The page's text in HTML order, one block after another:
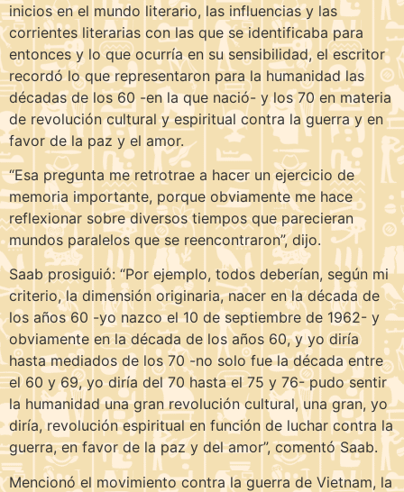
inicios en el mundo literario, las influencias y las
corrientes literarias con las que se identificaba para
entonces y lo que ocurría en su sensibilidad, el escritor
recordó lo que representaron para la humanidad las
décadas de los 60 -en la que nació- y los 70 en materia
de revolución cultural y espiritual contra la guerra y en
favor de la paz y el amor.
“Esa pregunta me retrotrae a hacer un ejercicio de
memoria importante, porque obviamente me hace
reflexionar sobre diversos tiempos que parecieran
mundos paralelos que se reencontraron”, dijo.
Saab prosiguió: “Por ejemplo, todos deberían, según mi
criterio, la dimensión originaria, nacer en la década de
los años 60 -yo nazco el 10 de septiembre de 1962- y
obviamente en la década de los años 60, y yo diría
hasta mediados de los 70 -no solo fue la década entre
el 60 y 69, yo diría del 70 hasta el 75 y 76- pudo sentir
la humanidad una gran revolución cultural, una gran, yo
diría, revolución espiritual en función de luchar contra la
guerra, en favor de la paz y del amor”, comentó Saab.
Mencionó el movimiento contra la guerra de Vietnam, la